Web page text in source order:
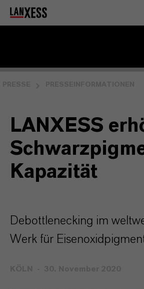
LANXESS
Kapazität
Debottlenecking im
Werk für